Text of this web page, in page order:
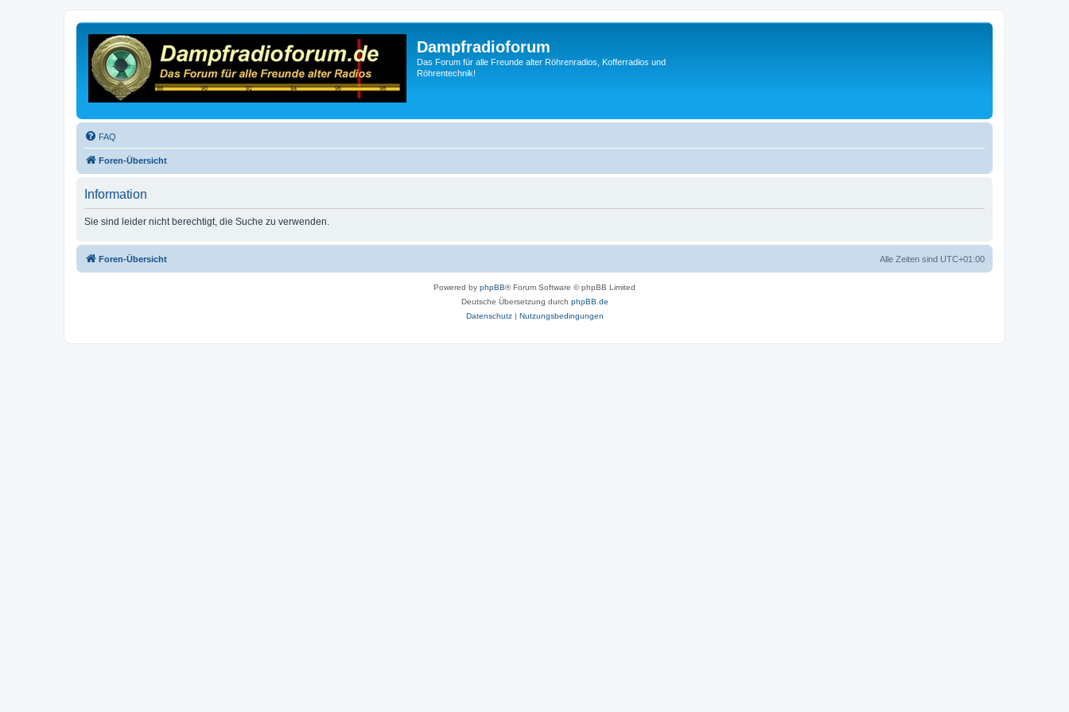
Dampfradioforum
Das Forum für alle Freunde alter Röhrenradios, Kofferradios und
Röhrentechnik!
FAQ
Foren-Übersicht
Information
Sie sind leider nicht berechtigt, die Suche zu verwenden.
Foren-Übersicht Alle Zeiten sind UTC+01:00
Powered by phpBB® Forum Software © phpBB Limited
Deutsche Übersetzung durch phpBB.de
Datenschutz| Nutzungsbedingungen